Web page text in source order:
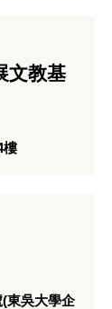
文教基
樓
東吳大學企